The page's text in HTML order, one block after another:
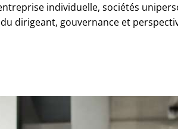
individuelle, sociétés
dirigeant, gouvernance et